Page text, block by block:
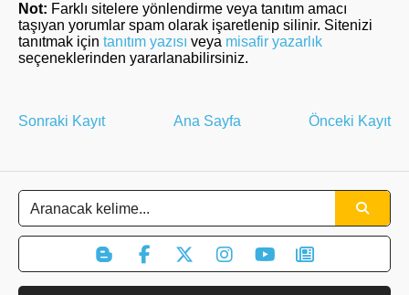
Not: Farklı sitelere yönlendirme veya tanıtım amacı
taşıyan yorumlar spam olarak işaretlenip silinir. Sitenizi
tanıtmak için tanıtım yazısı veya misafir yazarlık
seçeneklerinden yararlanabilirsiniz.
Sonraki Kayıt Önceki Kayıt
Ana Sayfa